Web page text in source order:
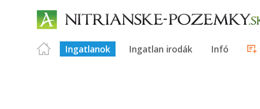
Ingatlanok Ingatlan irodák Infó